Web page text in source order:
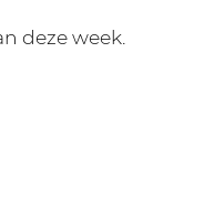
deze week.